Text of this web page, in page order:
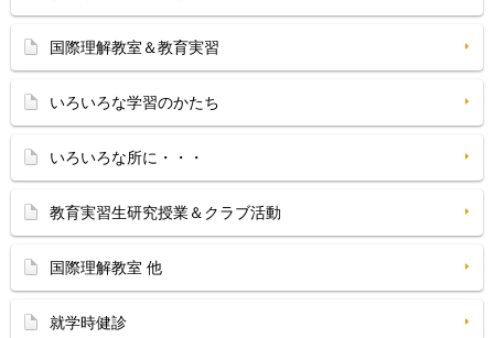
国際理解教室＆教育実習
いろいろな学習のかたち
いろいろな所に・・・
教育実習生研究授業＆クラブ活動
国際理解教室 他
就学時健診